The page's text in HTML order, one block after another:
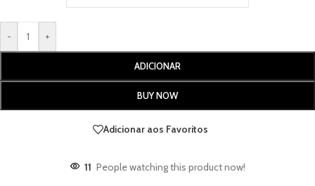
- +
ADICIONAR
BUY NOW
Adicionar aos Favoritos
11 People watching this product now!